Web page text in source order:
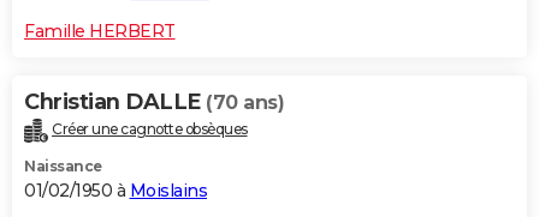
Famille HERBERT
Christian DALLE (70 ans)
Créer une cagnotte obsèques
Naissance
01/02/1950 à Moislains